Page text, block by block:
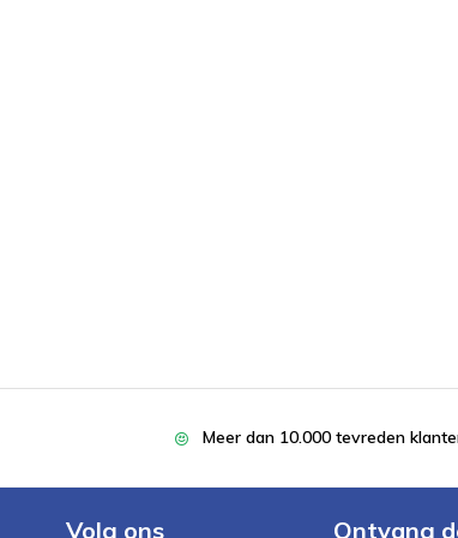
Meer dan 10.000 tevreden
Volg ons Ontvang